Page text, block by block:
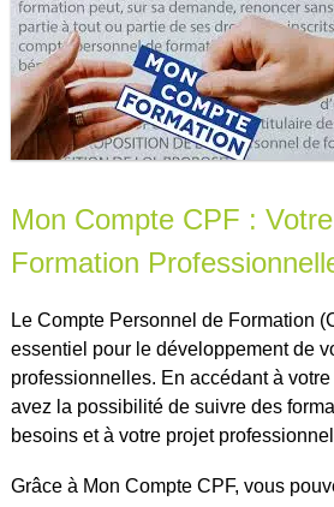
professionnel,site officiel du cpf,
Mon Compte CPF :
Formation
Le Compte Personnel de Formation
essentiel pour le développement de
professionnelles. En accédant à
avez la possibilité de suivre des
besoins et à votre projet
Grâce à Mon Compte CPF, vous